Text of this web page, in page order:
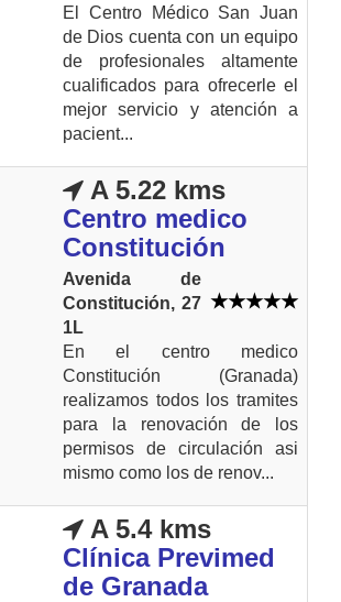
El Centro Médico San Juan
de Dios cuenta con un equipo
de profesionales altamente
cualificados para ofrecerle el
mejor servicio y atención a
pacient...
A 5.22 kms
Centro medico
Constitución
Avenida de
Constitución, 27
1L
En el centro medico
Constitución (Granada)
realizamos todos los tramites
para la renovación de los
permisos de circulación asi
mismo como los de renov...
A 5.4 kms
Clínica Previmed
de Granada